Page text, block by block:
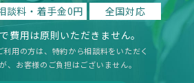
談料・着手金0円
全国対応
費用は原則いただきません。
用の方は、特約から相談料をいただく
、お客様のご負担はございません。